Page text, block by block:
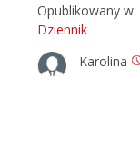
Opublikowany w:
Dziennik
Karolina